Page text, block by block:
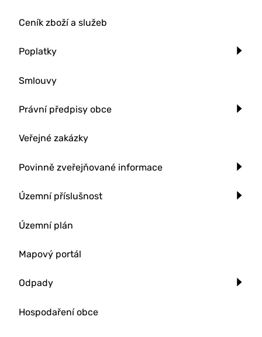
Ceník zboží a služeb
Poplatky
Smlouvy
Právní předpisy obce
Veřejné zakázky
Povinně zveřejňované informace
Územní příslušnost
Územní plán
Mapový portál
Odpady
Hospodaření obce